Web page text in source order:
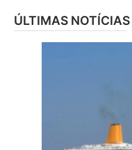
ÚLTIMAS NOTÍCIAS